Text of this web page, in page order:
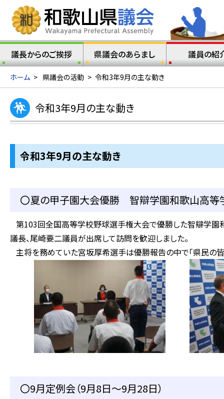
議長からのご挨拶 県議会のあらまし 議員の紹
ホーム > 県議会の活動 > 令和3年9月の主な動き
令和3年9月の主な動き
令和3年9月の主な動き
〇夏の甲子園大会優勝 智辯学園和歌山高等
第103回全国高等学校野球選手権大会で優勝した智辯学園
議長、尾崎要二議員が出席して訪問を歓迎しました。
主将を務めていた宮坂厚希選手は優勝報告の中で「県民の皆
〇9月定例会（9月8日～9月28日）